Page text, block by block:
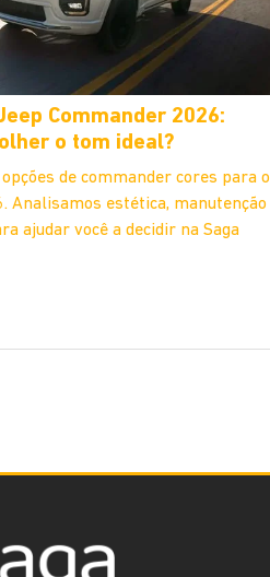
Commander 2026:
o tom ideal?
opções de commander cores para o
Analisamos estética, manutenção
ajudar você a decidir na Saga